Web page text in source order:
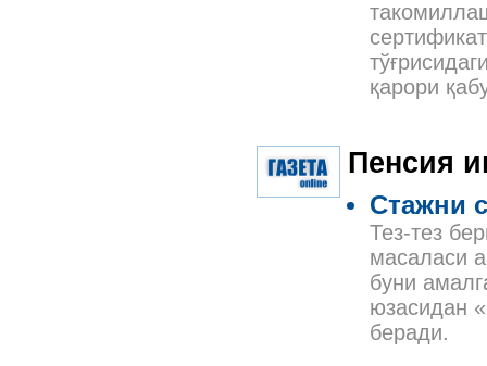
қарори
Пенсия
Стажни
Тез-тез
масаласи
буни
юзасидан
беради.